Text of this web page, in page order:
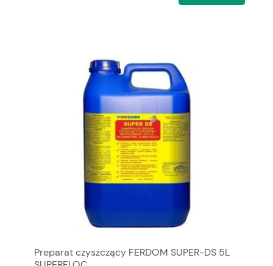
Preparat czyszczący FERDOM SUPER-DS 5L